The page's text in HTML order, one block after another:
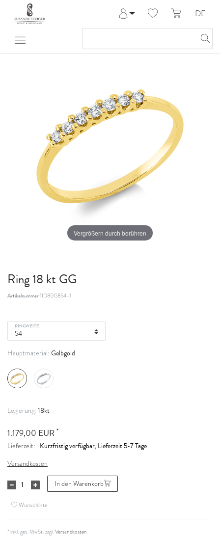
Anmelden
Meine Bestellungen
DE
Vergrößern durch berühren
Ring 18 kt GG
Artikelnummer1ID80G854-1
RINGWEITE
Hauptmaterial: Gelbgold
Legierung: 18kt
1.179,00 EUR *
Lieferzeit: Kurzfristig verfügbar, Lieferzeit 5-7 Tage
Versandkosten
In den Warenkorb
Wunschliste
* inkl. ges. MwSt. zzgl.Versandkosten